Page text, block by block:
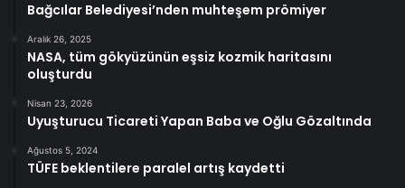
Bağcılar Belediyesi’nden muhteşem prömiyer
Aralık 26, 2025
NASA, tüm gökyüzünün eşsiz kozmik haritasını
oluşturdu
Nisan 23, 2026
Uyuşturucu Ticareti Yapan Baba ve Oğlu Gözaltında
Ağustos 5, 2024
TÜFE beklentilere paralel artış kaydetti